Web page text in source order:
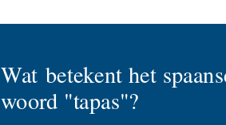
Wat betekent het
woord "tapas"?